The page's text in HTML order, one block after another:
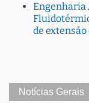
Engenharia
de extensão
Notícias Gerais